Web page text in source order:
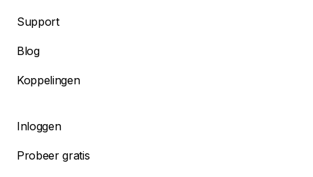
Support
Blog
Koppelingen
Inloggen
Probeer gratis